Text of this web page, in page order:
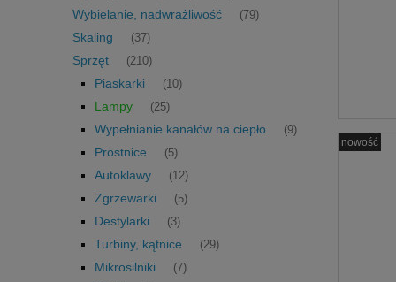
Wybielanie, nadwrażliwość (79)
Skaling (37)
Sprzęt (210)
Piaskarki (10)
Lampy (25)
Wypełnianie kanałów na ciepło (9)
Prostnice (5)
Autoklawy (12)
Zgrzewarki (5)
Destylarki (3)
Turbiny, kątnice (29)
Mikrosilniki (7)
nowość